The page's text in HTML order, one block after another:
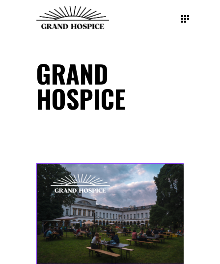
GRAND
HOSPICE